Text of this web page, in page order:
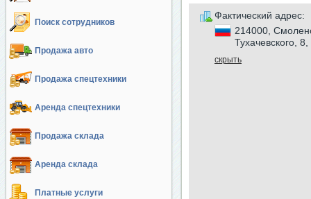
Поиск сотрудников
Продажа авто
Продажа спецтехники
Аренда спецтехники
Продажа склада
Аренда склада
Платные услуги
Фактический адрес:
214000,
Тухачевского,
скрыть